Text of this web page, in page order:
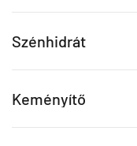
Szénhidrát
Keményítő